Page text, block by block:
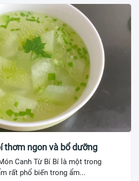
thơm ngon và bổ dưỡng
Canh Từ Bí Bí là một trong
rất phổ biến trong ẩm...